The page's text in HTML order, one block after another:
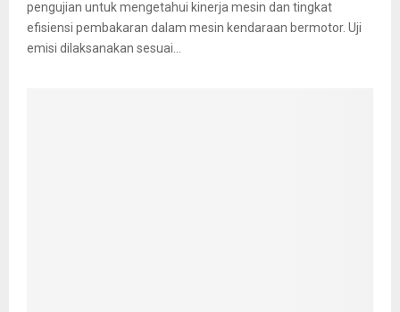
pengujian untuk mengetahui kinerja mesin dan tingkat
efisiensi pembakaran dalam mesin kendaraan bermotor. Uji
emisi dilaksanakan sesuai...